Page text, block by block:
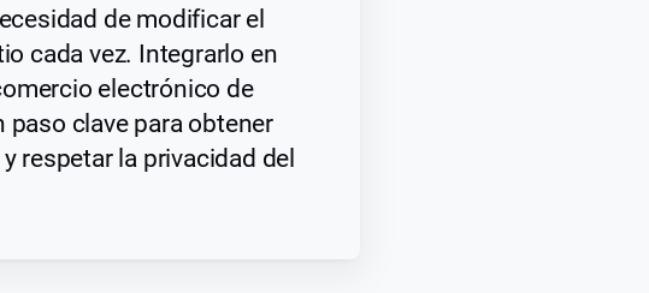
de modificar el
cada vez. Integrarlo en
electrónico de
paso clave para obtener
respetar la privacidad del